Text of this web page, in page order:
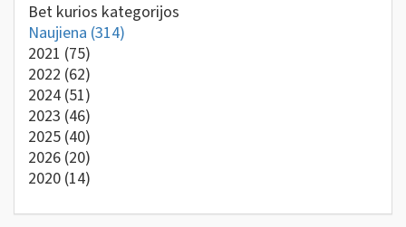
Bet kurios kategorijos
Naujiena (314)
2021 (75)
2022 (62)
2024 (51)
2023 (46)
2025 (40)
2026 (20)
2020 (14)